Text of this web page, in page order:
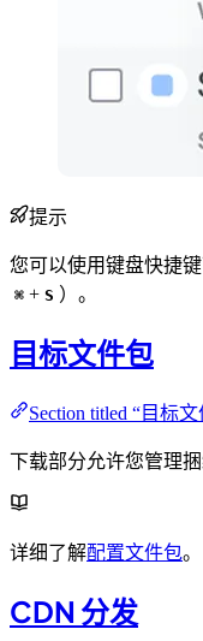
提示
您可以使用键盘快捷
⌘ + S ）。
目标文件包
Section titled “目标
下载部分允许您管理
详细了解配置文件包。
CDN 分发